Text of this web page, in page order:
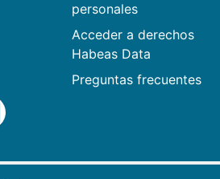
personales
Acceder a derechos
Habeas Data
Preguntas frecuentes